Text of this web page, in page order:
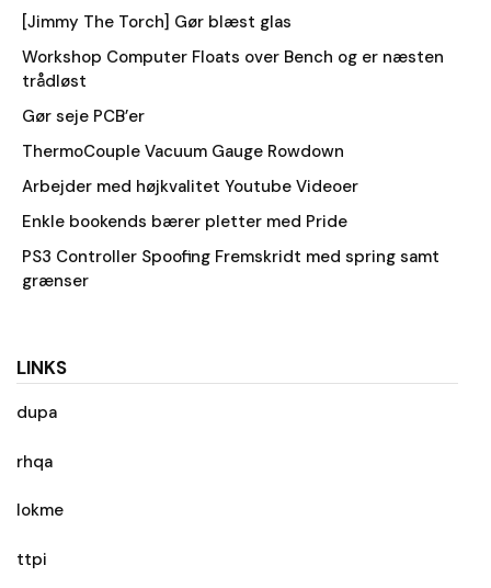
[Jimmy The Torch] Gør blæst glas
Workshop Computer Floats over Bench og er næsten
trådløst
Gør seje PCB’er
ThermoCouple Vacuum Gauge Rowdown
Arbejder med højkvalitet Youtube Videoer
Enkle bookends bærer pletter med Pride
PS3 Controller Spoofing Fremskridt med spring samt
grænser
LINKS
dupa
rhqa
lokme
ttpi